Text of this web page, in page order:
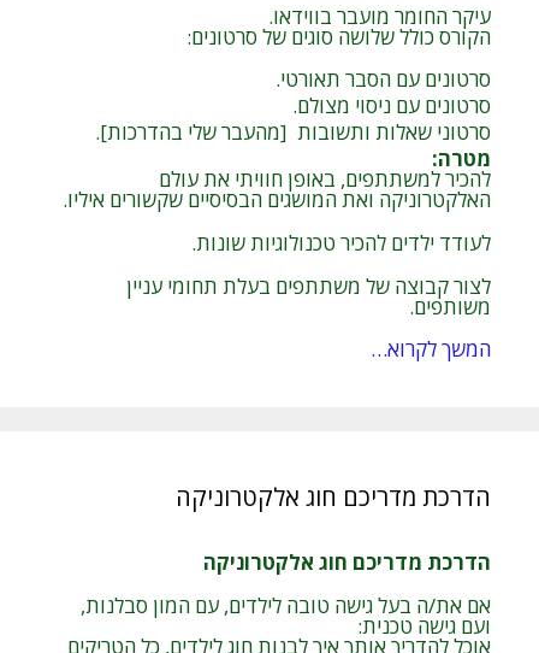
עיקר החומר מועבר בווידאו.
הקורס כולל שלושה סוגים של סרטונים:
סרטונים עם הסבר תאורטי.
סרטונים עם ניסוי מצולם.
סרטוני שאלות ותשובות [מהעבר שלי בהדרכות].
מטרה:
להכיר למשתתפים, באופן חוויתי את עולם
האלקטרוניקה ואת המושגים הבסיסיים שקשורים איליו.
לעודד ילדים להכיר טכנולוגיות שונות.
לצור קבוצה של משתתפים בעלת תחומי עניין
משותפים.
המשך לקרוא…
הדרכת מדריכם חוג אלקטרוניקה
הדרכת מדריכם חוג אלקטרוניקה
אם את/ה בעל גישה טובה לילדים, עם המון סבלנות,
ועם גישה טכנית:
אוכל להדריך אותך איך לבנות חוג לילדים, כל הטריקים